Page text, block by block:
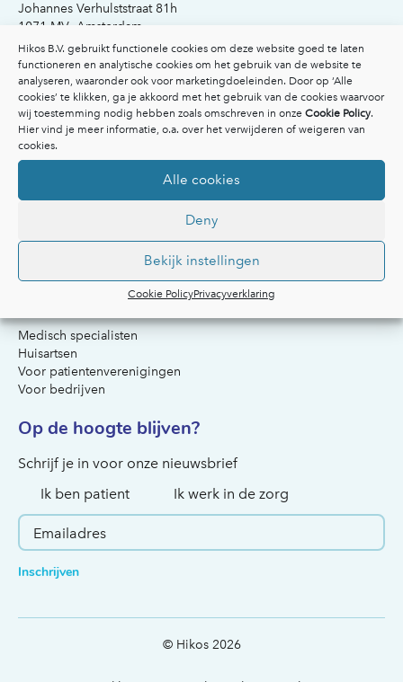
Hikos B.V. gebruikt functionele cookies om deze website goed te laten
functioneren en analytische cookies om het gebruik van de website te
analyseren, waaronder ook voor marketingdoeleinden. Door op ‘Alle
cookies’ te klikken, ga je akkoord met het gebruik van de cookies waarvoor
wij toestemming nodig hebben zoals omschreven in onze Cookie Policy.
Hier vind je meer informatie, o.a. over het verwijderen of weigeren van
cookies.
Alle cookies
Deny
Bekijk instellingen
Cookie PolicyPrivacyverklaring
Hoe kunnen we je helpen?
Johannes Verhulststraat 81h
1071 MV Amsterdam
KvK nummer: 77341503
Email:info@hikos.nl
Bel:020-2117206
Voor patiënten
Voor patiënten
Veelgestelde vragen
Afspraak maken
Ik heb een klacht
Medisch specialisten
Huisartsen
Voor patientenverenigingen
Voor bedrijven
Op de hoogte blijven?
Schrijf je in voor onze nieuwsbrief
Ik ben patient
Ik werk in de zorg
Inschrijven
© Hikos 2026